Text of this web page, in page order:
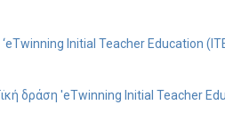
Initial Teacher Education
δράση 'eTwinning Initial Teacher